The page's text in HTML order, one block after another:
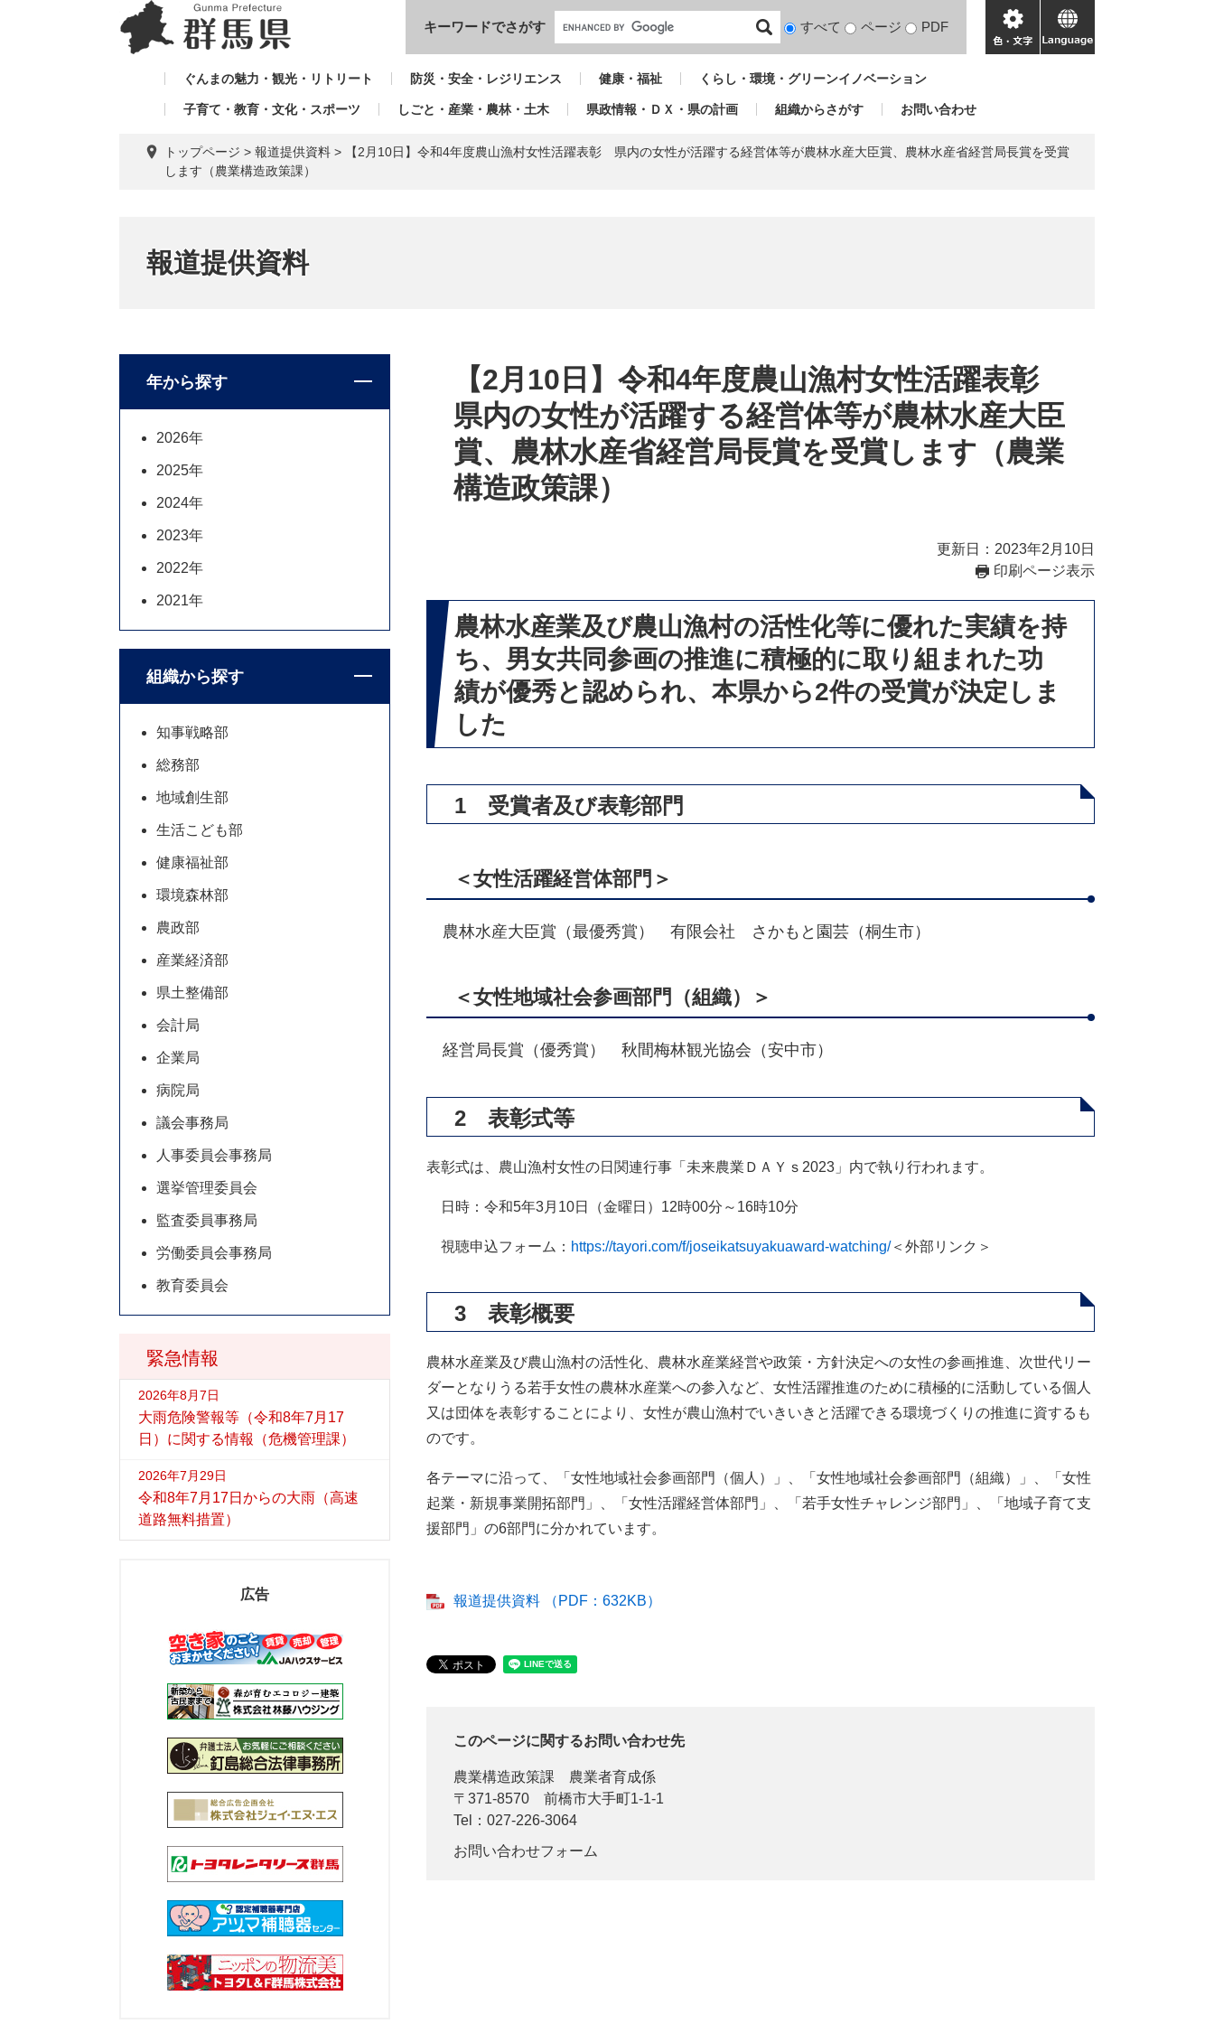
本文へ
キーワードでさがす
検
対
すべて ページ PDF
色・
文
language
ぐんまの魅力・観光・リトリート 防災・安全・レジリエンス 健康・福祉 くらし・環境・グリーンイノベーション
子育て・教育・文化・スポーツ しごと・産業・農林・土木 県政情報・ＤＸ・県の計画 組織からさがす お問い合わせ
トップページ > 報道提供資料 >
【2月10日】令和4年度農山漁村女性活躍表彰 県内の女性が活躍する経営体等が農林水産大臣賞、農林水産省経営局長賞を受賞
します（農業構造政策課）
報道提供資料
【2月10日】令和4年度農山漁村女性活躍表彰
県内の女性が活躍する経営体等が農林水産大臣
賞、農林水産省経営局長賞を受賞します（農業
構造政策課）
更新日：2023年2月10日
印刷ページ表示
​農林水産業及び農山漁村の活性化等に優れた実績を持
ち、男女共同参画の推進に積極的に取り組まれた功
績が優秀と認められ、本県から2件の受賞が決定しま
した
1 受賞者及び表彰部門
＜女性活躍経営体部門＞
農林水産大臣賞（最優秀賞） 有限会社 さかもと園芸（桐生市）
＜女性地域社会参画部門（組織）＞
経営局長賞（優秀賞） 秋間梅林観光協会（安中市）
2 表彰式等
表彰式は、農山漁村女性の日関連行事「未来農業ＤＡＹｓ2023」内で執り行われます。
日時：令和5年3月10日（金曜日）12時00分～16時10分
視聴申込フォーム： https://tayori.com/f/joseikatsuyakuaward-watching/＜外部リンク＞
3 表彰概要
農林水産業及び農山漁村の活性化、農林水産業経営や政策・方針決定への女性の参画推進、次世代リー
ダーとなりうる若手女性の農林水産業への参入など、女性活躍推進のために積極的に活動している個人
又は団体を表彰することにより、女性が農山漁村でいきいきと活躍できる環境づくりの推進に資するも
のです。
各テーマに沿って、「女性地域社会参画部門（個人）」、「女性地域社会参画部門（組織）」、「女性
起業・新規事業開拓部門」、「女性活躍経営体部門」、「若手女性チャレンジ部門」、「地域子育て支
援部門」の6部門に分かれています。
報道提供資料 （PDF：632KB）
このページに関するお問い合わせ先
農業構造政策課
農業者育成係
〒371-8570
前橋市大手町1-1-1
Tel：027-226-3064
お問い合わせフォーム
緊急情報
2026年8月7日
大雨危険警報等（令和8年7月17
日）に関する情報（危機管理課）
2026年7月29日
令和8年7月17日からの大雨（高速
道路無料措置）
年から探す
2026年
2025年
2024年
2023年
2022年
2021年
組織から探す
知事戦略部
総務部
地域創生部
生活こども部
健康福祉部
環境森林部
農政部
産業経済部
県土整備部
会計局
企業局
病院局
議会事務局
人事委員会事務局
選挙管理委員会
監査委員事務局
労働委員会事務局
教育委員会
広告